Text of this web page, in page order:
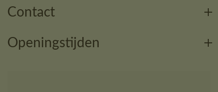
Contact
Openingstijden